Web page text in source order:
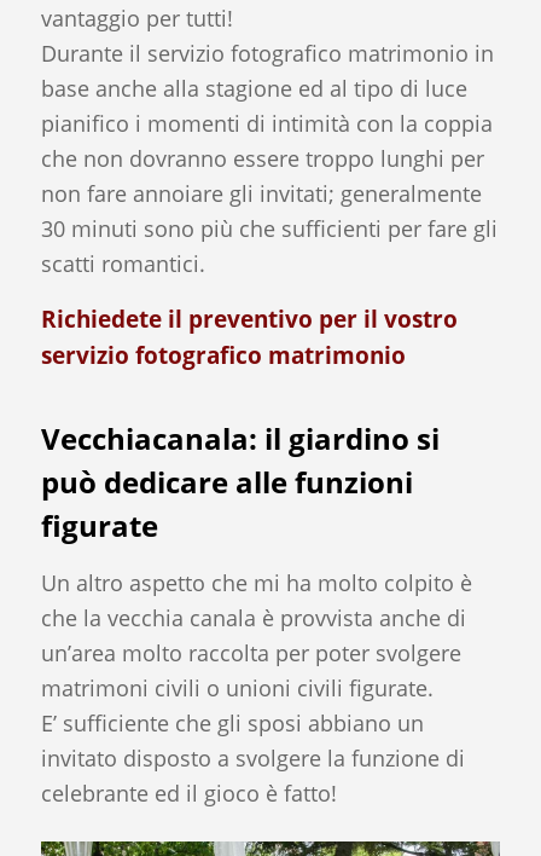
vantaggio per tutti!
Durante il servizio fotografico matrimonio in
base anche alla stagione ed al tipo di luce
pianifico i momenti di intimità con la coppia
che non dovranno essere troppo lunghi per
non fare annoiare gli invitati; generalmente
30 minuti sono più che sufficienti per fare gli
scatti romantici.
Richiedete il preventivo per il vostro
servizio fotografico matrimonio
Vecchiacanala: il giardino si
può dedicare alle funzioni
figurate
Un altro aspetto che mi ha molto colpito è
che la vecchia canala è provvista anche di
un’area molto raccolta per poter svolgere
matrimoni civili o unioni civili figurate.
E’ sufficiente che gli sposi abbiano un
invitato disposto a svolgere la funzione di
celebrante ed il gioco è fatto!